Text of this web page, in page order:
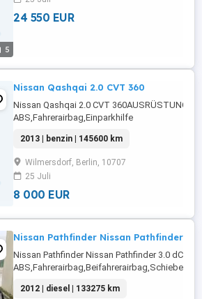
5
Frontscheibe,Berganfahrassistent,DAB-
Scheinwerfer,Servolenkung,Elektrische
24 550 EUR
Nissan Qashqai 2.0 CVT 360
Nissan Qashqai 2.0 CVT 360AUSRÜSTUNG:
ABS,Fahrerairbag,Einparkhilfe
...
2013 | benzin | 145600 km
Wilmersdorf, Berlin, 10707
25 Juli
8 000 EUR
Nissan Pathfinder Nissan Pathfinder 3.0
Nissan Pathfinder Nissan Pathfinder 3.0 dCi
Sitze,Alarmanlage,Nebelscheinwerfer,teilb.
2012 | diesel | 133275 km